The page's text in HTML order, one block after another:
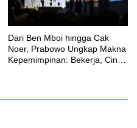
Dari Ben Mboi hingga Cak
Noer, Prabowo Ungkap Makna
Kepemimpinan: Bekerja, Cintai